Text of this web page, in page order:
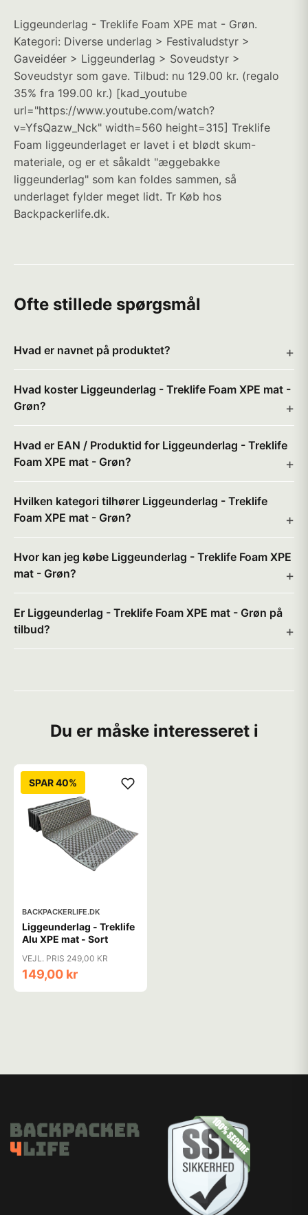
Liggeunderlag - Treklife Foam XPE mat - Grøn.
Kategori: Diverse underlag > Festivaludstyr >
Gaveidéer > Liggeunderlag > Soveudstyr >
Soveudstyr som gave. Tilbud: nu 129.00 kr. (regalo
35% fra 199.00 kr.) [kad_youtube
url="https://www.youtube.com/watch?
v=YfsQazw_Nck" width=560 height=315] Treklife
Foam liggeunderlaget er lavet i et blødt skum-
materiale, og er et såkaldt "æggebakke
liggeunderlag" som kan foldes sammen, så
underlaget fylder meget lidt. Tr Køb hos
Backpackerlife.dk.
Ofte stillede spørgsmål
Hvad er navnet på produktet?
Hvad koster Liggeunderlag - Treklife Foam XPE mat -
Grøn?
Hvad er EAN / Produktid for Liggeunderlag - Treklife
Foam XPE mat - Grøn?
Hvilken kategori tilhører Liggeunderlag - Treklife
Foam XPE mat - Grøn?
Hvor kan jeg købe Liggeunderlag - Treklife Foam XPE
mat - Grøn?
Er Liggeunderlag - Treklife Foam XPE mat - Grøn på
tilbud?
Du er måske interesseret i
SPAR 40%
BACKPACKERLIFE.DK
Liggeunderlag - Treklife
Alu XPE mat - Sort
VEJL. PRIS 249,00 KR
149,00 kr